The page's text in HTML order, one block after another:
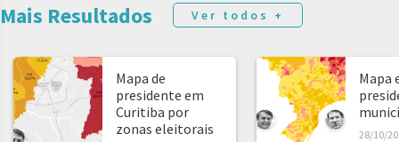
Mais Resultados Ver todos +
Mapa de
presidente em
Curitiba por
zonas eleitorais
Mapa
28/10/